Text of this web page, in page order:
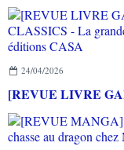
24/04/2026